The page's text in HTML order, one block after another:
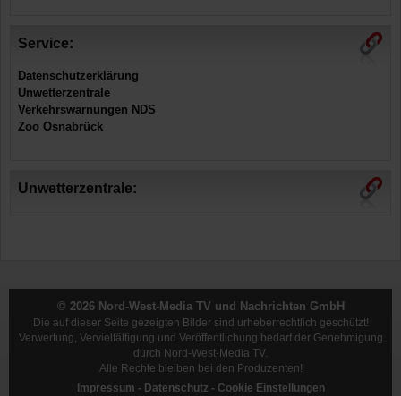
Service:
Datenschutzerklärung
Unwetterzentrale
Verkehrswarnungen NDS
Zoo Osnabrück
Unwetterzentrale:
© 2026 Nord-West-Media TV und Nachrichten GmbH
Die auf dieser Seite gezeigten Bilder sind urheberrechtlich geschützt!
Verwertung, Vervielfältigung und Veröffentlichung bedarf der Genehmigung
durch Nord-West-Media TV.
Alle Rechte bleiben bei den Produzenten!
Impressum - Datenschutz - Cookie Einstellungen